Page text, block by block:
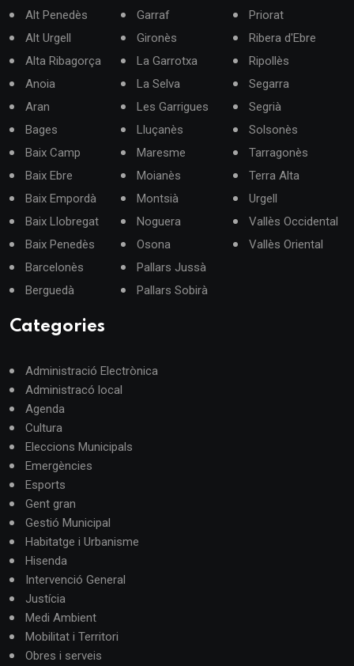
Alt Penedès
Alt Urgell
Alta Ribagorça
Anoia
Aran
Bages
Baix Camp
Baix Ebre
Baix Empordà
Baix Llobregat
Baix Penedès
Barcelonès
Berguedà
Garraf
Gironès
La Garrotxa
La Selva
Les Garrigues
Lluçanès
Maresme
Moianès
Montsià
Noguera
Osona
Pallars Jussà
Pallars Sobirà
Priorat
Ribera d'Ebre
Ripollès
Segarra
Segrià
Solsonès
Tarragonès
Terra Alta
Urgell
Vallès Occidental
Vallès Oriental
Categories
Administració Electrònica
Administracó local
Agenda
Cultura
Eleccions Municipals
Emergències
Esports
Gent gran
Gestió Municipal
Habitatge i Urbanisme
Hisenda
Intervenció General
Justícia
Medi Ambient
Mobilitat i Territori
Obres i serveis